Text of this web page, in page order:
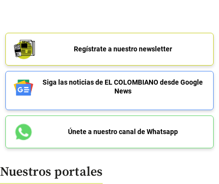
Regístrate a nuestro newsletter
Siga las noticias de EL COLOMBIANO desde Google
News
Únete a nuestro canal de Whatsapp
Nuestros portales